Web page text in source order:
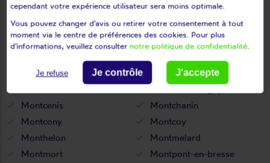
Messey-sur-grosne
Mesvres
Milly-lamartine
Mont-lès-seurre
Mont-saint-vincent
Montagny-lès-buxy
Montbellet
Montceau-les-mines
Montcenis
Montchanin
Montcony
Montcoy
Monthelon
Montmelard
Montmort
Montpont-en-bresse
cependant votre expérience utilisateur sera moins optimale.
Vous pouvez changer d'avis ou retirer votre consentement à tout
moment via le centre de préférences des cookies. Pour plus
d'informations, veuillez consulter notre politique de confidentialité.
Je refuse Je contrôle J'accepte